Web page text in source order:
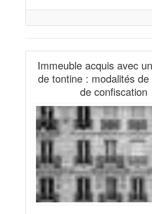
Immeuble acquis avec
de tontine : modalités de
de confiscation